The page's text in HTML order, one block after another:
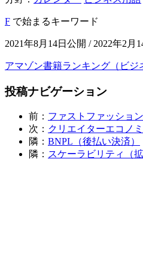
F で始まるキーワード
2021年8月14日公開 / 2022年2月
アマゾン書籍ランキング（ビジ
投稿ナビゲーション
前： ファストファッション
次： クリエイターエコノ
隣： BNPL（後払い決済）
隣： スケーラビリティ（拡